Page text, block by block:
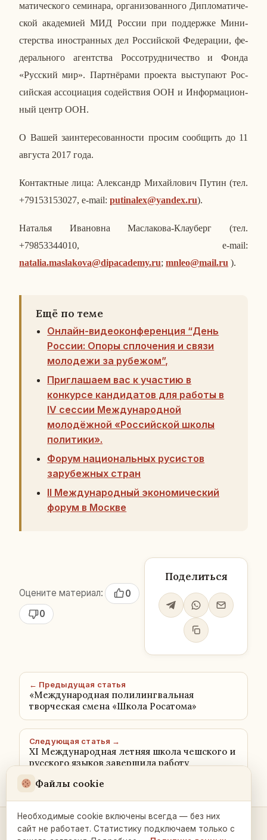
ма­ти­че­ско­го се­ми­на­ра, ор­га­ни­зо­ван­но­го Ди­пло­ма­ти­че­
ской ака­де­ми­ей МИД России при под­держ­ке Ми­ни­
стер­ства ино­стран­ных дел Рос­сий­ской Фе­де­ра­ции, фе­
де­раль­но­го агент­ства Рос­со­труд­ни­че­ство и Фонда
«Рус­ский мир». Парт­нё­ра­ми про­ек­та вы­сту­па­ют Рос­
сий­ская ас­со­ци­а­ция со­дей­ствия ООН и Ин­фор­ма­ци­он­
ный центр ООН.
О Вашей за­ин­те­ре­со­ван­но­сти просим со­об­щить до 11
ав­гу­ста 2017 года.
Кон­такт­ные лица: Алек­сандр Ми­хай­ло­вич Путин (тел.
+79153153027, e-mail: putinalex@yandex.ru).
На­та­лья Ива­нов­на Мас­ла­ко­ва-Клау­берг (тел.
+79853344010, e-mail:
natalia.maslakova@dipacademy.ru; mnleo@mail.ru ).
Ещё по теме
Онлайн-видеоконференция “День
России: Опоры сплочения и связи
молодежи за рубежом”,
Приглашаем вас к участию в
конкурсе кандидатов для работы в
IV сессии Международной
молодёжной «Российской школы
политики».
Форум национальных русистов
зарубежных стран
II Международный экономический
форум в Москве
Оцените материал:
0
0
Поделиться
← Предыдущая статья
«Международная полилингвальная
творческая смена «Школа Росатома»
Следующая статья →
XI Международная летняя школа чешского и
русского языков завершила работу
Контакты и связь →
Файлы cookie
Необходимые cookie включены всегда — без них
сайт не работает. Статистику подключаем только с